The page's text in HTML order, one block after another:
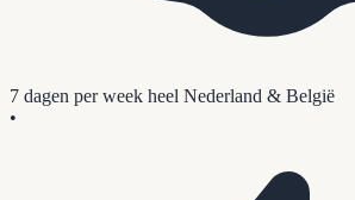
7 dagen per week heel Nederland & België
•